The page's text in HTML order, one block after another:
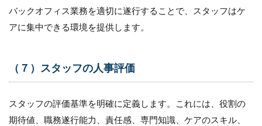
バックオフィス業務を適切に遂行することで、スタッフはケ
アに集中できる環境を提供します。
（７）スタッフの人事評価
スタッフの評価基準を明確に定義します。これには、役割の
期待値、職務遂行能力、責任感、専門知識、ケアのスキル、